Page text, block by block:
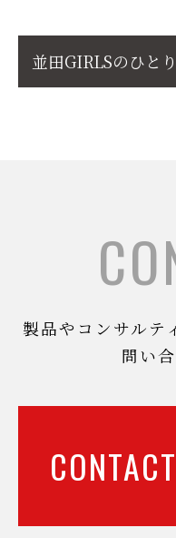
並田GIRLSのひと
製品やコンサルテ
問い